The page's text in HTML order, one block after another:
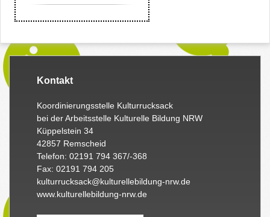
Kontakt
Koordinierungsstelle Kulturrucksack
bei der Arbeitsstelle Kulturelle Bildung NRW
Küppelstein 34
42857 Remscheid
Telefon: 02191 794 367/-368
Fax: 02191 794 205
kulturrucksack@kulturellebildung-nrw.de
www.kulturellebildung-nrw.de